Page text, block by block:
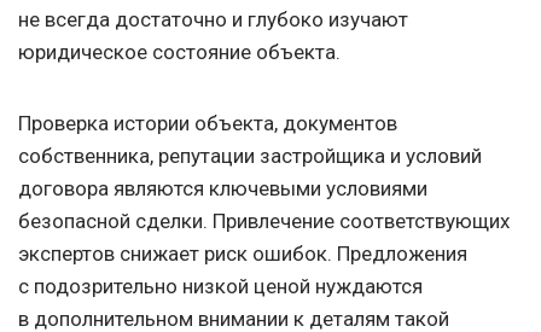
не всегда достаточно и глубоко изучают
юридическое состояние объекта.
Проверка истории объекта, документов
собственника, репутации застройщика и условий
договора являются ключевыми условиями
безопасной сделки. Привлечение соответствующих
экспертов снижает риск ошибок. Предложения
с подозрительно низкой ценой нуждаются
в дополнительном внимании к деталям такой